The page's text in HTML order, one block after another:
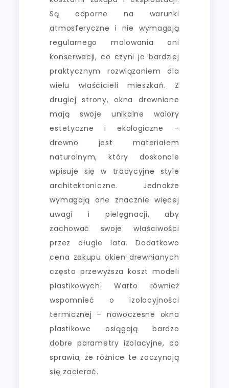
Są odporne na warunki
atmosferyczne i nie wymagają
regularnego malowania ani
konserwacji, co czyni je bardziej
praktycznym rozwiązaniem dla
wielu właścicieli mieszkań. Z
drugiej strony, okna drewniane
mają swoje unikalne walory
estetyczne i ekologiczne –
drewno jest materiałem
naturalnym, który doskonale
wpisuje się w tradycyjne style
architektoniczne. Jednakże
wymagają one znacznie więcej
uwagi i pielęgnacji, aby
zachować swoje właściwości
przez długie lata. Dodatkowo
cena zakupu okien drewnianych
często przewyższa koszt modeli
plastikowych. Warto również
wspomnieć o izolacyjności
termicznej – nowoczesne okna
plastikowe osiągają bardzo
dobre parametry izolacyjne, co
sprawia, że różnice te zaczynają
się zacierać.